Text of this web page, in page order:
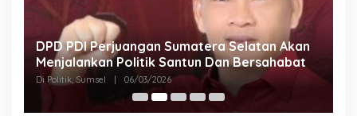
DPD PDI Perjuangan Sumatera Selatan Akan
Menjalankan Politik Santun Dan Bersahabat
Di Politik, Sumsel | 06/03/2026